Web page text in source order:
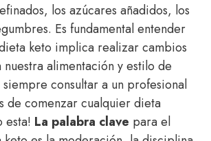
los azúcares añadidos, los
Es fundamental entender
keto implica realizar cambios
alimentación y estilo de
siempre consultar a un profesional
de comenzar cualquier dieta
esta! La palabra clave para el